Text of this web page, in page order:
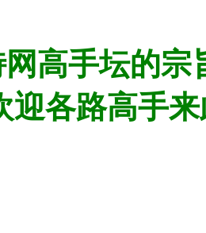
高手坛的
迎各路高手